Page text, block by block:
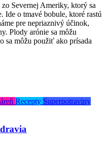
Severnej Ameriky, ktorý sa
Ide o tmavé bobule, ktoré rastú
pre nepriaznivý účinok,
Plody arónie sa môžu
sa môžu použiť ako prísada
Recepty Superpotraviny